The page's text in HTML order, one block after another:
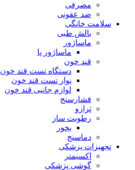
مصرفی
ضد عفونی
سلامت خانگی
بالش طبی
ماساژور
ماساژور پا
قند خون
دستگاه تست قند خون
نوار تست قند خون
لوازم جانبی قند خون
فشارسنج
ترازو
رطوبت ساز
بخور
دماسنج
تجهیزات پزشکی
اکسیمتر
گوشی پزشکی